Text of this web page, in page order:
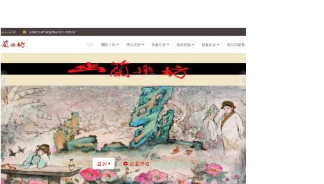
幽蘭樂坊 台灣民間專研崑曲演奏團體官方網站